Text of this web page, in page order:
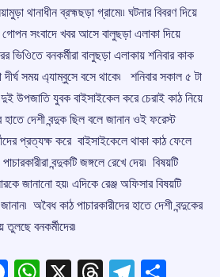
থানাধীন ব্রহ্মছড়া গ্রামে৷৷ ঘটনার বিবরণ দিয়ে
সংবাদে খবর আসে বালুছড়া এলাকা দিয়ে
ভিওিতে বনকর্মীরা বালুছড়া এলাকায় শনিবার কাক
দীর্ঘ সময় এ্যাম্বুসে বসে থাকে৷ শনিবার সকাল ৫ টা
উপজাতি যুবক বাইসাইকেল করে চেরাই কাঠ নিয়ে
দেশী বন্দুক ছিল বলে জানান ওই ফরেস্ট
প্রত্যক্ষ করে বাইসাইকেলে থাকা কাঠ ফেলে
বন্দুকটি জঙ্গলে রেখে দেয়৷ বিষয়টি
জানানো হয়৷ এদিকে রেঞ্জ অফিসার বিষয়টি
অবৈধ কাঠ পাচারকারীদের হাতে দেশী বন্দুকের
তুলছে বনকর্মীদের৷